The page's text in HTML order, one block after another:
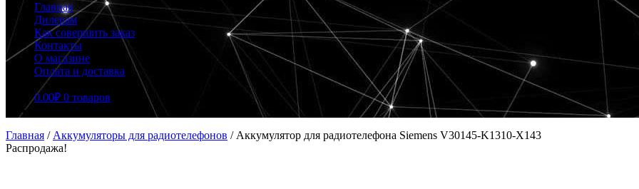
Главная
Дилерам
Как совершить заказ
Контакты
О магазине
Оплата и доставка
0.00₽ 0 товаров
Главная / Аккумуляторы для радиотелефонов / Аккумулятор для радиотелефона Siemens V30145-K1310-X143
Распродажа!